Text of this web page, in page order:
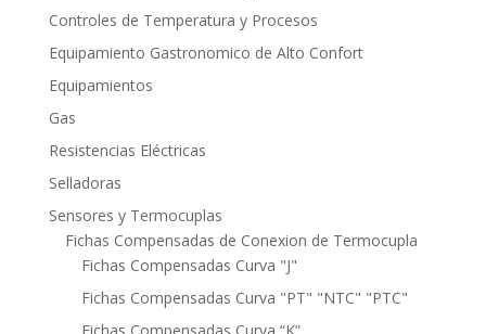
Controles de Temperatura y Procesos
Equipamiento Gastronomico de Alto Confort
Equipamientos
Gas
Resistencias Eléctricas
Selladoras
Sensores y Termocuplas
Fichas Compensadas de Conexion de Termocupla
Fichas Compensadas Curva "J"
Fichas Compensadas Curva "PT" "NTC" "PTC"